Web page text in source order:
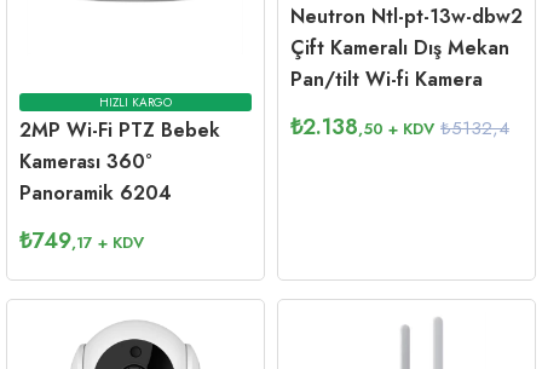
HIZLI KARGO
2MP Wi-Fi PTZ Bebek
Kamerası 360°
Panoramik 6204
₺749,17 + KDV
Neutron Ntl-pt-13w-dbw2
Çift Kameralı Dış Mekan
Pan/tilt Wi-fi Kamera
₺2.138,50 + KDV ₺5132,4